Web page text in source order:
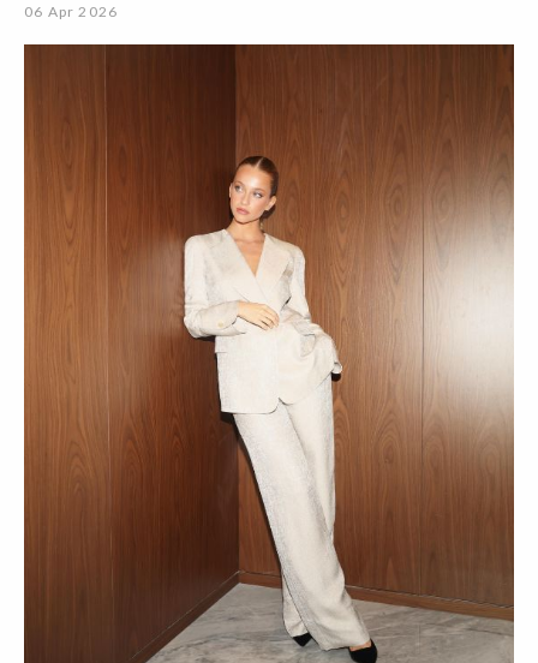
06 Apr 2026